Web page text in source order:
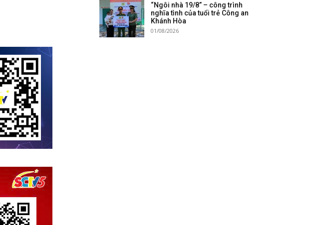
“Ngôi nhà 19/8” – công trình
nghĩa tình của tuổi trẻ Công an
Khánh Hòa
01/08/2026